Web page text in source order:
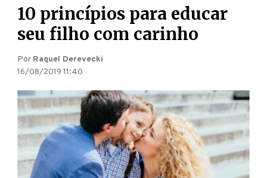
10 princípios para educar
seu filho com carinho
Por Raquel Derevecki
16/08/2019 11:40